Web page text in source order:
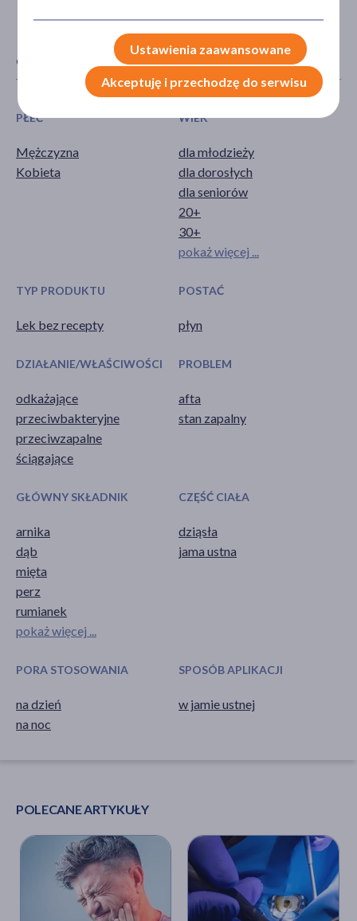
CECHY PRODUKTU
PŁEĆ
Mężczyzna
Kobieta
WIEK
dla młodzieży
dla dorosłych
dla seniorów
20+
30+
pokaż więcej ...
TYP PRODUKTU
Lek bez recepty
POSTAĆ
płyn
DZIAŁANIE/WŁAŚCIWOŚCI
odkażające
przeciwbakteryjne
przeciwzapalne
ściągające
PROBLEM
afta
stan zapalny
GŁÓWNY SKŁADNIK
arnika
dąb
mięta
perz
rumianek
pokaż więcej ...
CZĘŚĆ CIAŁA
dziąsła
jama ustna
PORA STOSOWANIA
na dzień
na noc
SPOSÓB APLIKACJI
w jamie ustnej
POLECANE ARTYKUŁY
Ustawienia zaawansowane
Akceptuję i przechodzę do serwisu